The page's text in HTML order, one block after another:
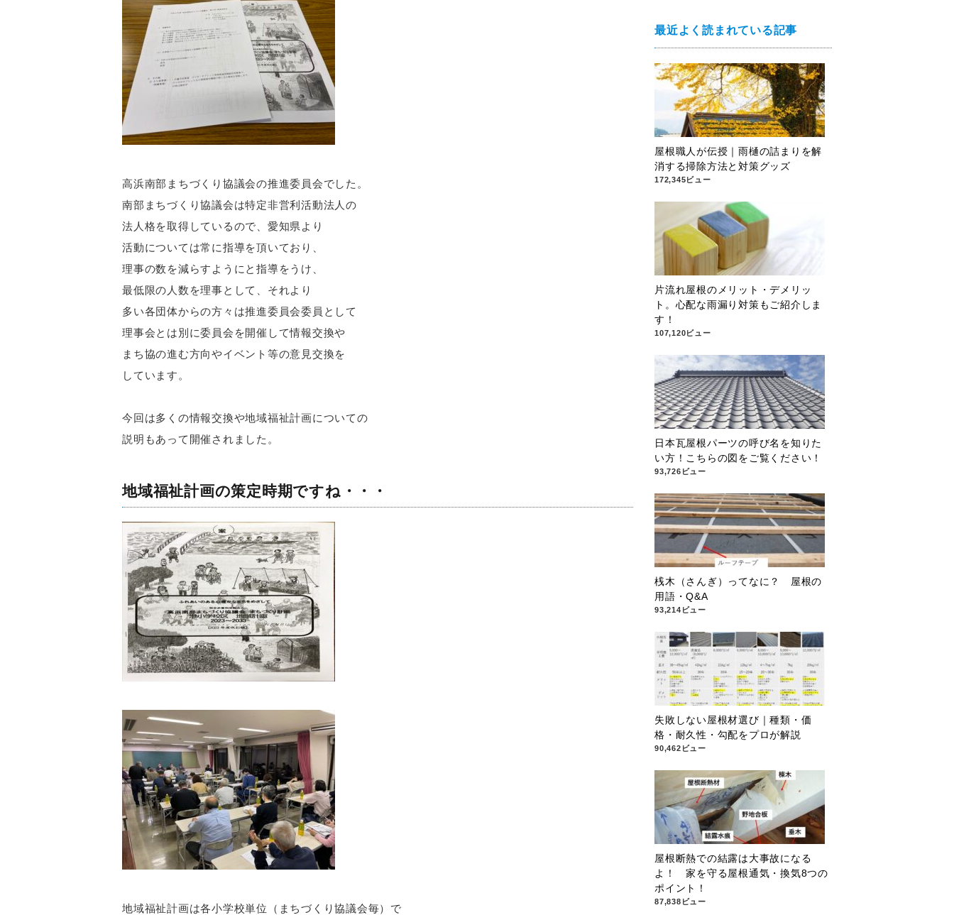
高浜南部まちづくり協議会の推進委員会でした。
南部まちづくり協議会は特定非営利活動法人の
法人格を取得しているので、愛知県より
活動については常に指導を頂いており、
理事の数を減らすようにと指導をうけ、
最低限の人数を理事として、それより
多い各団体からの方々は推進委員会委員として
理事会とは別に委員会を開催して情報交換や
まち協の進む方向やイベント等の意見交換を
しています。
今回は多くの情報交換や地域福祉計画についての
説明もあって開催されました。
地域福祉計画の策定時期ですね・・・
地域福祉計画は各小学校単位（まちづくり協議会毎）で
最近よく読まれている記事
屋根職人が伝授｜雨樋の詰まりを解
消する掃除方法と対策グッズ
172,345ビュー
片流れ屋根のメリット・デメリッ
ト。心配な雨漏り対策もご紹介しま
す！
107,120ビュー
日本瓦屋根パーツの呼び名を知りた
い方！こちらの図をご覧ください！
93,726ビュー
桟木（さんぎ）ってなに？ 屋根の
用語・Q&A
93,214ビュー
失敗しない屋根材選び｜種類・価
格・耐久性・勾配をプロが解説
90,462ビュー
屋根断熱での結露は大事故になる
よ！ 家を守る屋根通気・換気8つの
ポイント！
87,838ビュー